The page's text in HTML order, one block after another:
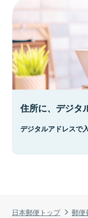
日本郵便トップ 郵便
住所に、デジタ
デジタルアドレスで